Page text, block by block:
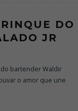
DO
JR
bartender Waldir
o amor que une